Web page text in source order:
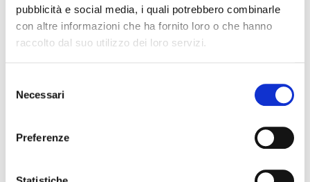
pubblicità e social media, i quali potrebbero combinarle
con altre informazioni che ha fornito loro o che hanno
raccolto dal suo utilizzo dei loro servizi.
delNecessari
Preferenze
a 8000 mm utili, con spessori da 1 a 3 mme
produttività fino a1500 kg/h . Possono
processare HDPE, LDPE e in configurazioni
riducendo così saldature e tempi di posa.
Molti operatori del settore ambientale e di
idraulica hanno espresso grande interesse